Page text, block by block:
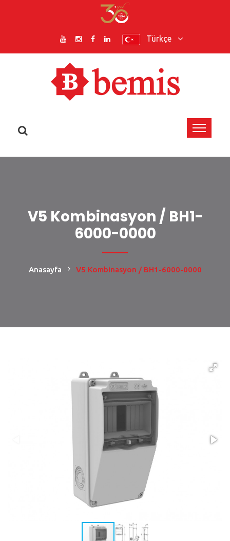
Türkçe
V5 Kombinasyon / BH1-
6000-0000
Anasayfa V5 Kombinasyon / BH1-6000-0000